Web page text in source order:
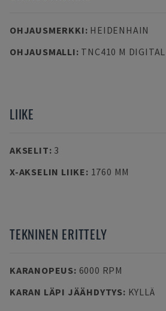
OHJAUSMERKKI: HEIDENHAIN
OHJAUSMALLI: TNC410 M DIGITAL
LIIKE
AKSELIT: 3
X-AKSELIN LIIKE: 1760 MM
TEKNINEN ERITTELY
KARANOPEUS: 6000 RPM
KARAN LÄPI JÄÄHDYTYS: KYLLÄ